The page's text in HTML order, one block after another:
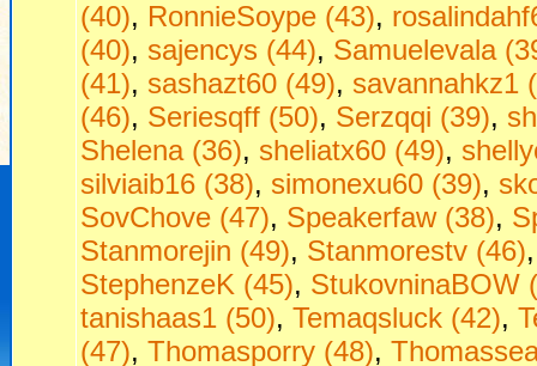
(40), RonnieSoype (43),
(40), sajencys (44), Samuelevala
(41), sashazt60 (49), savannahkz1
(46), Seriesqff (50), Serzqqi (39),
Shelena (36), sheliatx60 (49),
silviaib16 (38), simonexu60 (39),
SovChove (47), Speakerfaw (38),
Stanmorejin (49), Stanmorestv (46)
StephenzeK (45), StukovninaBOW
tanishaas1 (50), Temaqsluck (42),
(47), Thomasporry (48),